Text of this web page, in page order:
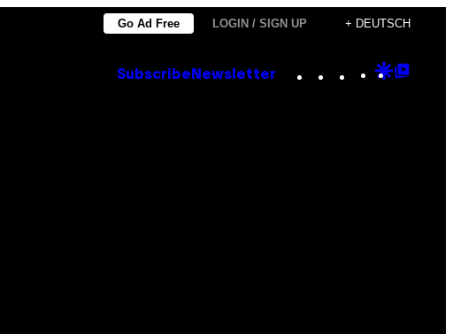
Go Ad Free LOGIN / SIGN UP + DEUTSCH
Subscribe Newsletter Instagram
TikTok
YouTube
Google